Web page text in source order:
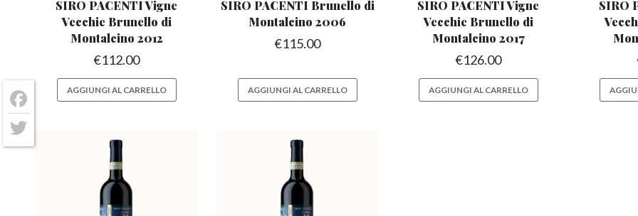
SIRO PACENTI Vigne
Vecchie Brunello di
Montalcino 2012
€112.00
AGGIUNGI AL CARRELLO
SIRO PACENTI Brunello di
Montalcino 2006
€115.00
AGGIUNGI AL CARRELLO
SIRO PACENTI Vigne
Vecchie Brunello di
Montalcino 2017
€126.00
AGGIUNGI AL CARRELLO
SIRO
Facebook
Twitter